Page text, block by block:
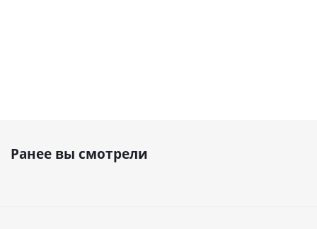
Ранее вы смотрели